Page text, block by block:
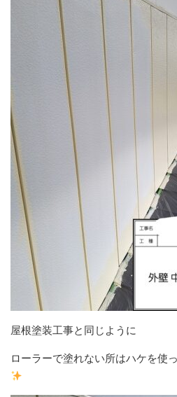
屋根塗装工事と同じように
ローラーで塗れない所はハケを使